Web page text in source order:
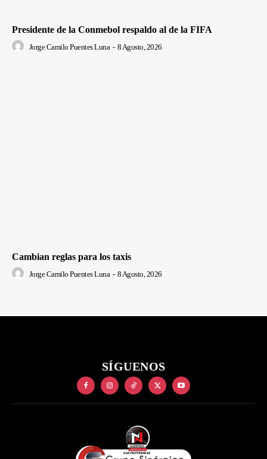
Presidente de la Conmebol respaldo al de la FIFA
Jorge Camilo Puentes Luna - 8 Agosto, 2026
Cambian reglas para los taxis
Jorge Camilo Puentes Luna - 8 Agosto, 2026
SÍGUENOS